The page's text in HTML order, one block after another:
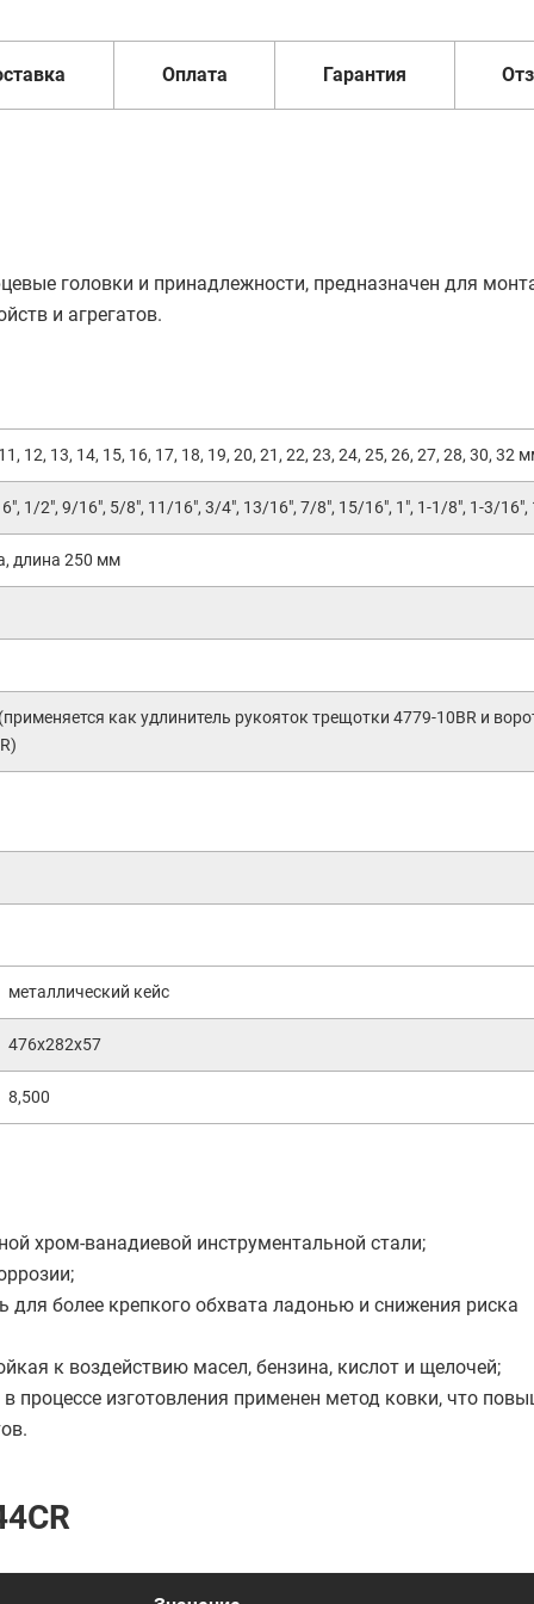
Оплата Гарантия
головки и принадлежности, предназначен для
и агрегатов.
12, 13, 14, 15, 16, 17, 18, 19, 20, 21, 22, 23, 24, 25, 26, 27, 28, 30, 32
1/2", 9/16", 5/8", 11/16", 3/4", 13/16", 7/8", 15/16", 1", 1-1/8", 1-3/16",
длина 250 мм
как удлинитель рукояток трещотки 4779-10BR и
металлический кейс
476х282х57
8,500
хром-ванадиевой инструментальной стали;
более крепкого обхвата ладонью и снижения риска
к воздействию масел, бензина, кислот и щелочей;
процессе изготовления применен метод ковки, что